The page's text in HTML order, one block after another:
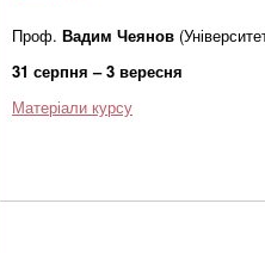
Проф. Вадим Чеянов
31 серпня – 3 вересня
Матеріали курсу